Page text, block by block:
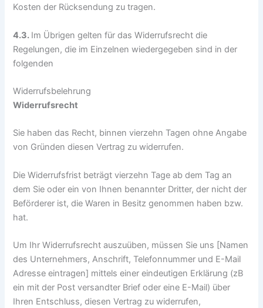
Kosten der Rücksendung zu tragen.
4.3. Im Übrigen gelten für das Widerrufsrecht die
Regelungen, die im Einzelnen wiedergegeben sind in der
folgenden
Widerrufsbelehrung
Widerrufsrecht
Sie haben das Recht, binnen vierzehn Tagen ohne Angabe
von Gründen diesen Vertrag zu widerrufen.
Die Widerrufsfrist beträgt vierzehn Tage ab dem Tag an
dem Sie oder ein von Ihnen benannter Dritter, der nicht der
Beförderer ist, die Waren in Besitz genommen haben bzw.
hat.
Um Ihr Widerrufsrecht auszuüben, müssen Sie uns [Namen
des Unternehmers, Anschrift, Telefonnummer und E-Mail
Adresse eintragen] mittels einer eindeutigen Erklärung (zB
ein mit der Post versandter Brief oder eine E-Mail) über
Ihren Entschluss, diesen Vertrag zu widerrufen,